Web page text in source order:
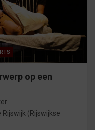
op een
Rijswijk (Rijswijkse